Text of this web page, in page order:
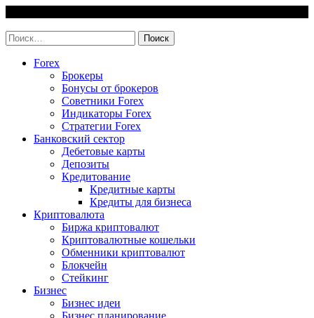
content
Найти:
Forex
Брокеры
Бонусы от брокеров
Советники Forex
Индикаторы Forex
Стратегии Forex
Банковский сектор
Дебетовые карты
Депозиты
Кредитование
Кредитные карты
Кредиты для бизнеса
Криптовалюта
Биржа криптовалют
Криптовалютные кошельки
Обменники криптовалют
Блокчейн
Стейкинг
Бизнес
Бизнес идеи
Бизнес планирование